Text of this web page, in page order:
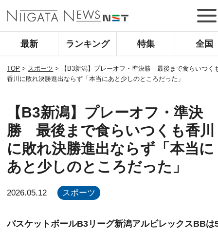
最新 ランキング 特集 全国
TOP > スポーツ >
【B3新潟】プレーオフ・準決勝 最後まで食らいつく
香川に敗れ決勝進出ならず「本当にあと少しのところだった」
【B3新潟】プレーオフ・準決
勝 最後まで食らいつくも香川
に敗れ決勝進出ならず「本当に
あと少しのところだった」
2026.05.12 スポーツ
バスケットボールB3リーグ新潟アルビレックスBBは